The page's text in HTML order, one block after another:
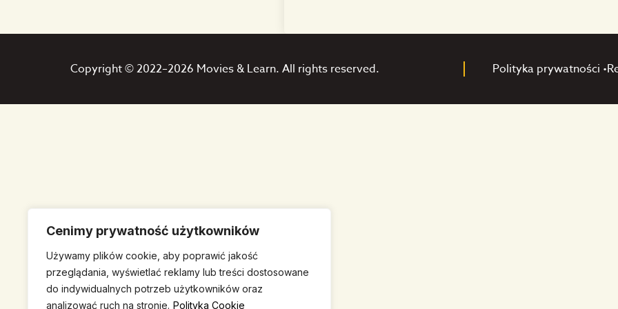
Cenimy prywatność użytkowników
Używamy plików cookie, aby poprawić jakość
przeglądania, wyświetlać reklamy lub treści dostosowane
do indywidualnych potrzeb użytkowników oraz
analizować ruch na stronie. Polityka Cookie
Copyright © 2022–2026 Movies & Learn. All rights reserved. Polityka prywatności •